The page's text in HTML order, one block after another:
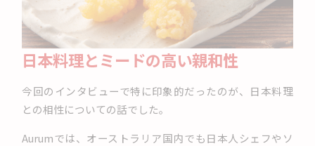
日本料理とミードの高い親和性
今回のインタビューで特に印象的だったのが、日本料理
との相性についての話でした。
Aurumでは、オーストラリア国内でも日本人シェフやソ